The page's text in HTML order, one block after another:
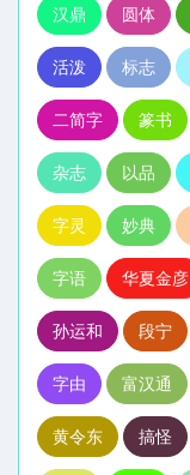
汉鼎 圆体
活泼 标志
二简字 篆书
杂志 以品
字灵 妙典
字语 华夏金彦
孙运和 段宁
字由 富汉通
黄令东 搞怪